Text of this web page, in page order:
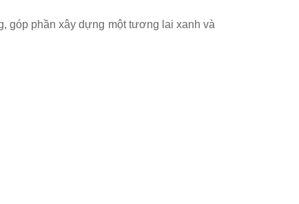
góp phần xây dựng một tương lai xanh và